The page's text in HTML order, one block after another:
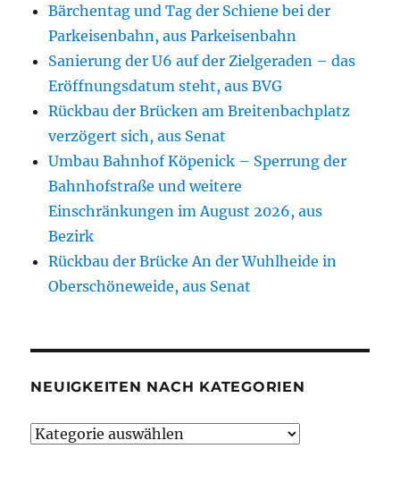
Bärchentag und Tag der Schiene bei der
Parkeisenbahn, aus Parkeisenbahn
Sanierung der U6 auf der Zielgeraden – das
Eröffnungsdatum steht, aus BVG
Rückbau der Brücken am Breitenbachplatz
verzögert sich, aus Senat
Umbau Bahnhof Köpenick – Sperrung der
Bahnhofstraße und weitere
Einschränkungen im August 2026, aus
Bezirk
Rückbau der Brücke An der Wuhlheide in
Oberschöneweide, aus Senat
NEUIGKEITEN NACH KATEGORIEN
Neuigkeiten